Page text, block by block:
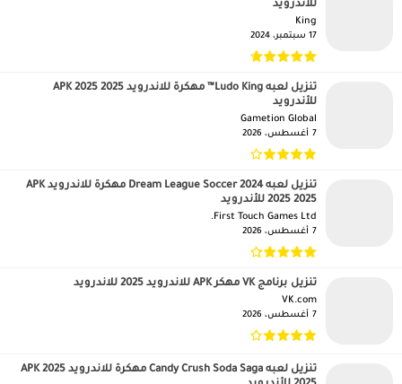
للأندرويد
King‏
17 سبتمبر، 2024
تنزيل لعبه Ludo King™ مهكرة للاندرويد APK 2025 2025
للأندرويد
Gametion Global‏
7 أغسطس، 2026
تنزيل لعبه Dream League Soccer 2024 مهكرة للاندرويد APK
2025 2025 للأندرويد
First Touch Games Ltd.‏
7 أغسطس، 2026
تنزيل برنامج VK مهكر APK للاندرويد 2025 للاندرويد
VK.com‏
7 أغسطس، 2026
تنزيل لعبه Candy Crush Soda Saga مهكرة للاندرويد APK 2025